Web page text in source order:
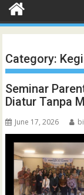
Category:
Seminar
Diatur Tanpa
June 17, 2026